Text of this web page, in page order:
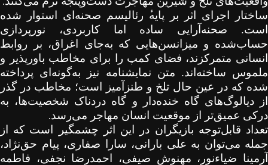
ساختار اجرای اثر بر پایه رئالیسم صحنه‌ای استوار شده
است. صحنه‌آرایی ساده اما کاربردی، نورپردازی
حساب‌شده و میزانسن‌هایی که به‌جای اغراق، بر روابط
انسانی متمرکزند، فضای کمپ را برای مخاطب باورپذیر و
ملموس ساخته‌اند. متن نمایشنامه نیز به‌گونه‌ای پرداخته
شده که در عین حال تلخ و طنزآمیز است؛ مخاطب در گذر
از دیالوگ‌های گاه خنده‌دار و گاه دردناک شخصیت‌ها، به
درکی عمیق‌تر از موقعیت انسان مهاجر می‌رسد.
تعداد قابل‌توجه بازیگران در این اثر چشمگیر است که از
جمله می‌توان به علی بارانی، سارا صفاری، پیام حق‌نژاد،
آرمینا ضیاءنور، مهنوش صیفی، احمدرضا نجفی، فاطمه